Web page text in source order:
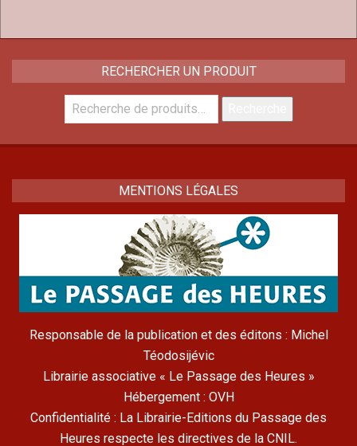
06-
RECHERCHER UN PRODUIT
Recherche
pour :
MENTIONS LÉGALES
Responsable de la publication et des éditons : Michel
Téodosijévic
Librairie associative « Le Passage des Heures »
Hébergement : OVH
Confidentialité : La Librairie-Editions du Passage des
Heures respecte les directives de la CNIL.